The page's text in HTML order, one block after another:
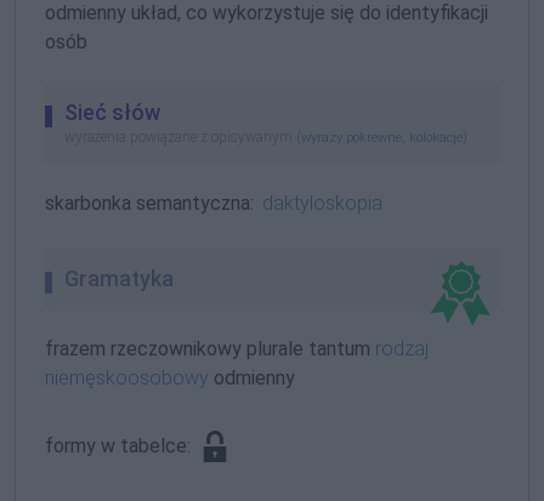
odmienny układ, co wykorzystuje się do identyfikacji
osób
Sieć słów
wyrażenia powiązane z opisywanym ( wyrazy pokrewne kolokacje
skarbonka semantyczna: daktyloskopia
Gramatyka
frazem rzeczownikowy plurale tantum rodzaj
niemęskoosobowy odmienny
formy w tabelce: